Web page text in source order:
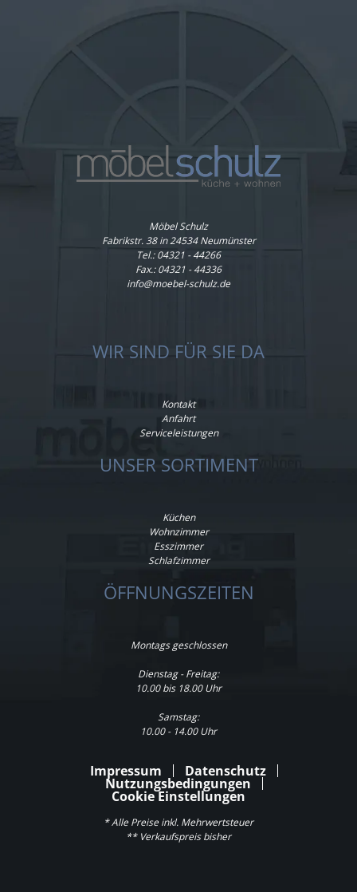
Möbel Schulz
Fabrikstr. 38 in 24534 Neumünster
Tel.:04321 - 44266
Fax.: 04321 - 44336
info@moebel-schulz.de
WIR SIND FÜR SIE DA
Kontakt
Anfahrt
Serviceleistungen
UNSER SORTIMENT
Küchen
Wohnzimmer
Esszimmer
Schlafzimmer
ÖFFNUNGSZEITEN
Montags geschlossen
Dienstag - Freitag:
10.00 bis 18.00 Uhr
Samstag:
10.00 - 14.00 Uhr
Impressum Datenschutz
Nutzungsbedingungen
Cookie Einstellungen
* Alle Preise inkl. Mehrwertsteuer
** Verkaufspreis bisher